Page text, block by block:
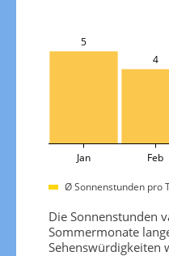
5
4
Jan Feb
Ø Sonnenstunden pro
Die Sonnenstunden
Sommermonate
Sehenswürdigkeiten